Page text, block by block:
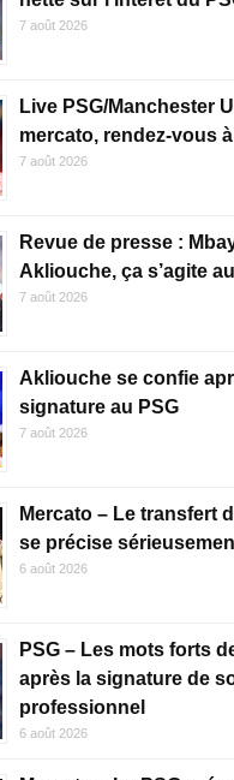
7 août 2026
Live PSG/Manchester
mercato, rendez-vous
7 août 2026
Revue de presse :
Akliouche, ça s’agite
7 août 2026
Akliouche se confie
signature au PSG
7 août 2026
Mercato – Le transfert
se précise
6 août 2026
PSG – Les mots forts
après la signature de
professionnel
6 août 2026